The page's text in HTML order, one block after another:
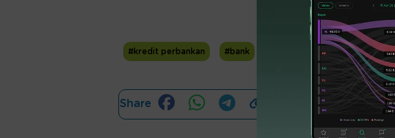
#kredit perbankan #bank #Otoritas Jasa Perbankan
Share